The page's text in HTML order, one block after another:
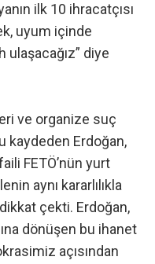
ilk 10 ihracatçısı
uyum içinde
ulaşacağız” diye
ve organize suç
kaydeden Erdoğan,
FETÖ’nün yurt
aynı kararlılıkla
çekti. Erdoğan,
dönüşen bu ihanet
açısından